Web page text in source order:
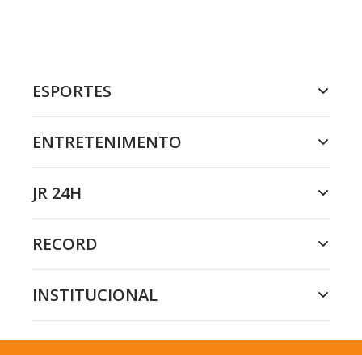
ESPORTES
ENTRETENIMENTO
JR 24H
RECORD
INSTITUCIONAL